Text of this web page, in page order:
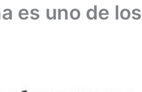
es uno de los